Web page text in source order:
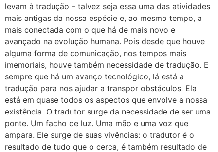
levam à tradução – talvez seja essa uma das atividades
mais antigas da nossa espécie e, ao mesmo tempo, a
mais conectada com o que há de mais novo e
avançado na evolução humana. Pois desde que houve
alguma forma de comunicação, nos tempos mais
imemoriais, houve também necessidade de tradução. E
sempre que há um avanço tecnológico, lá está a
tradução para nos ajudar a transpor obstáculos. Ela
está em quase todos os aspectos que envolve a nossa
existência. O tradutor surge da necessidade de ser uma
ponte. Um facho de luz. Uma mão e uma voz que
ampara. Ele surge de suas vivências: o tradutor é o
resultado de tudo que o cerca, é também resultado de